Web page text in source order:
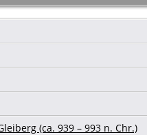
(ca. 939 – 993 n. Chr.)